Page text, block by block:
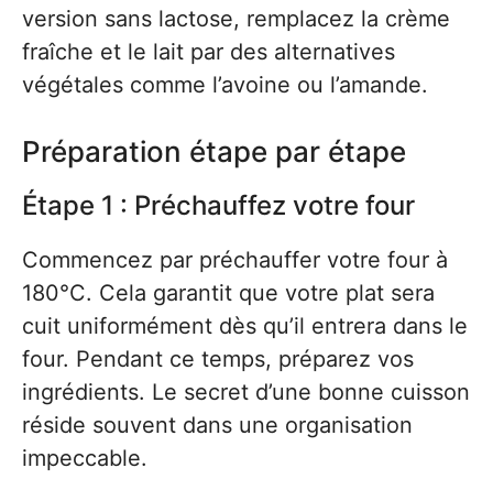
version sans lactose, remplacez la crème
fraîche et le lait par des alternatives
végétales comme l’avoine ou l’amande.
Préparation étape par étape
Étape 1 : Préchauffez votre four
Commencez par préchauffer votre four à
180°C. Cela garantit que votre plat sera
cuit uniformément dès qu’il entrera dans le
four. Pendant ce temps, préparez vos
ingrédients. Le secret d’une bonne cuisson
réside souvent dans une organisation
impeccable.